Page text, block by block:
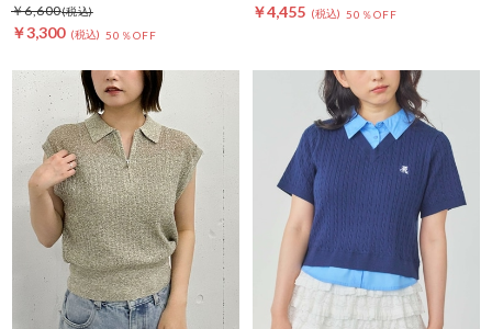
￥3,300 50％OFF
￥6,600 ￥4,455 50％OFF